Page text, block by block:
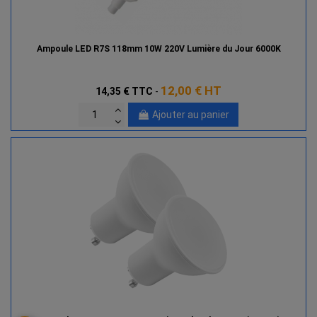
Ampoule LED R7S 118mm 10W 220V Lumière du Jour 6000K
14,35 € TTC - 12,00 € HT
Ajouter au panier